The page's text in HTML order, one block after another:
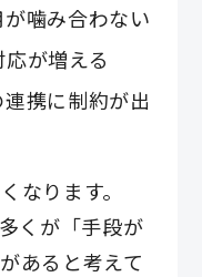
噛み合わない
が増える
携に制約が出
なります。
くが「手段が
あると考えて